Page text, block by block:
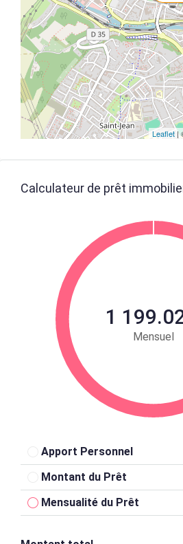
Leaflet |
Calculateur de prêt
1
Mensuel
Apport Personnel
Montant du Prêt
Mensualité du Prêt